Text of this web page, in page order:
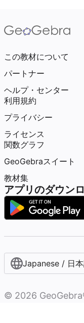
この教材について
パートナー
ヘルプ・センター
利用規約
プライバシー
ライセンス
関数グラフ
GeoGebraスイート
教材集
アプリのダウン
Japanese / 日
© 2026